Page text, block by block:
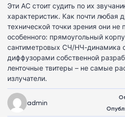
Эти АС стоит судить по их
характеристик. Как почти любая
технической точки зрения они не
особенного: прямоугольный
сантиметровых СЧ/НЧ-динамика
диффузорами собственной
ленточные твитеры – не самые
излучатели.
admin